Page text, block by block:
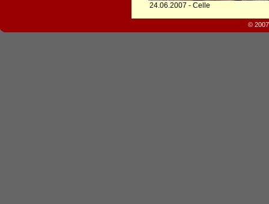
24.06.2007 - Celle
©